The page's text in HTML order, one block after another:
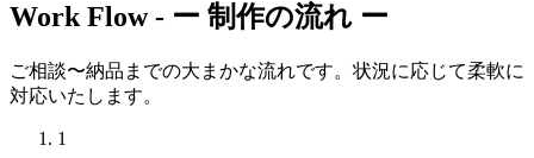
Work Flow - ー 制作の流れ ー
ご相談〜納品までの大まかな流れです。状況に応じて柔軟に
対応いたします。
1